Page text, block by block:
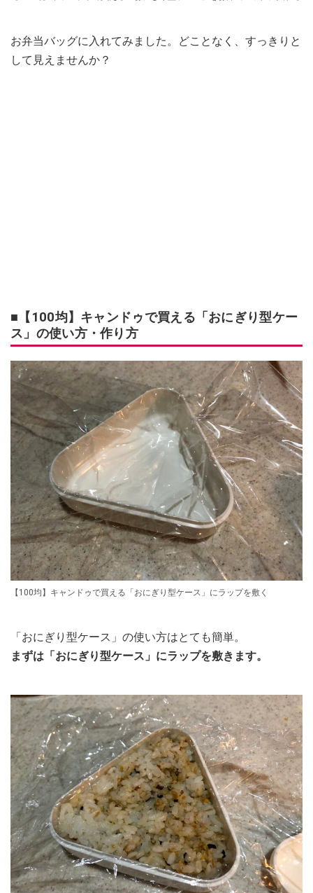
お弁当バッグに入れてみました。どことなく、すっきりと
して見えませんか？
■【100均】キャンドゥで買える「おにぎり型ケー
ス」の使い方・作り方
【100均】キャンドゥで買える「おにぎり型ケース」にラップを敷く
「おにぎり型ケース」の使い方はとても簡単。
まずは「おにぎり型ケース」にラップを敷きます。